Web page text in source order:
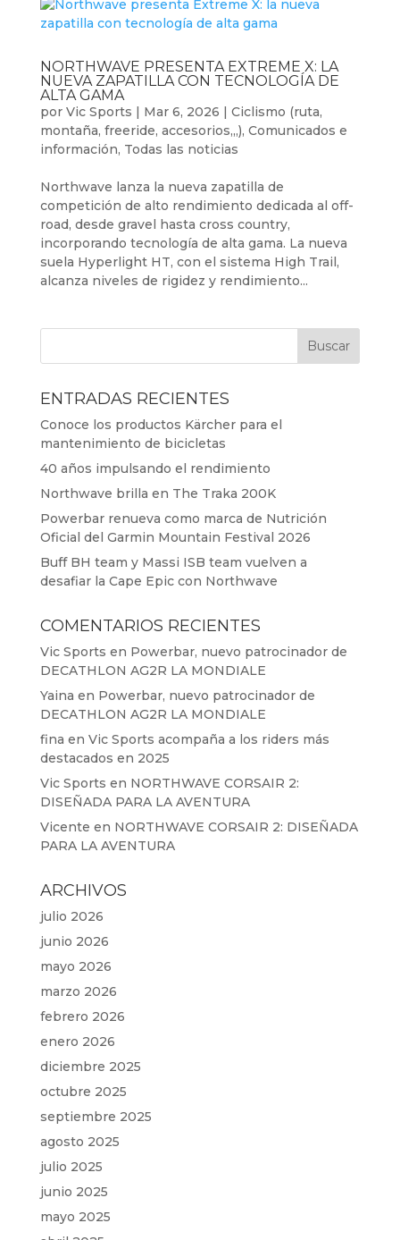
NORTHWAVE PRESENTA EXTREME X: LA
NUEVA ZAPATILLA CON TECNOLOGÍA DE
ALTA GAMA
por Vic Sports | Mar 6, 2026 | Ciclismo (ruta,
montaña, freeride, accesorios,,,), Comunicados e
información, Todas las noticias
Northwave lanza la nueva zapatilla de
competición de alto rendimiento dedicada al off-
road, desde gravel hasta cross country,
incorporando tecnología de alta gama. La nueva
suela Hyperlight HT, con el sistema High Trail,
alcanza niveles de rigidez y rendimiento...
ENTRADAS RECIENTES
Conoce los productos Kärcher para el
mantenimiento de bicicletas
40 años impulsando el rendimiento
Northwave brilla en The Traka 200K
Powerbar renueva como marca de Nutrición
Oficial del Garmin Mountain Festival 2026
Buff BH team y Massi ISB team vuelven a
desafiar la Cape Epic con Northwave
COMENTARIOS RECIENTES
Vic Sports en Powerbar, nuevo patrocinador de
DECATHLON AG2R LA MONDIALE
Yaina en Powerbar, nuevo patrocinador de
DECATHLON AG2R LA MONDIALE
fina en Vic Sports acompaña a los riders más
destacados en 2025
Vic Sports en NORTHWAVE CORSAIR 2:
DISEÑADA PARA LA AVENTURA
Vicente en NORTHWAVE CORSAIR 2: DISEÑADA
PARA LA AVENTURA
ARCHIVOS
julio 2026
junio 2026
mayo 2026
marzo 2026
febrero 2026
enero 2026
diciembre 2025
octubre 2025
septiembre 2025
agosto 2025
julio 2025
junio 2025
mayo 2025